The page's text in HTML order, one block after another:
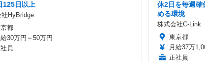
125日以上
HyBridge
都
給30万円～50万円
員
休2日を毎週確
める環境
株式会社C-Link
東京都
月給37万
正社員